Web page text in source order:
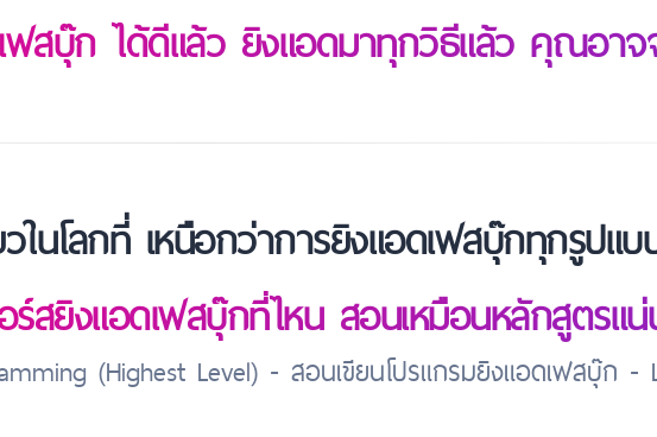
บุ๊ก ได้ดีแล้ว ยิงแอดมาทุกวิธีแล้ว คุณอาจ
ในโลกที่ เหนือกว่าการยิงแอดเฟสบุ๊กทุกรูปแบ
ร์สยิงแอดเฟสบุ๊กที่ไหน สอนเหมือนหลักสูตรแ
(Highest Level) - สอนเขียนโปรแกรมยิงแอดเฟสบุ๊ก -